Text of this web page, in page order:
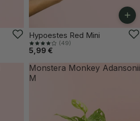
+
Hypoestes Red Mini
(49)
5,99 €
Monstera Monkey Adansonii
M